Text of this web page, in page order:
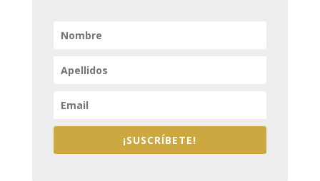
¡SUSCRÍBETE!